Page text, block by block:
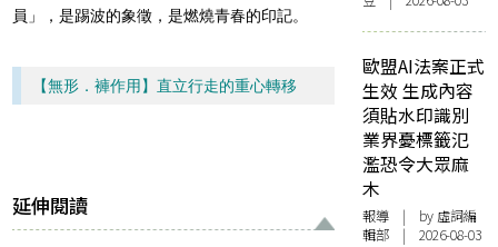
員」，是踢波的象徵，是燃燒青春的印記。
【無形．褲作用】直立行走的重心轉移
延伸閱讀
歐盟AI法案正式
生效 生成內容
須貼水印識別
業界憂標籤氾
濫恐令大眾麻
木
報導 | by 虛詞編
輯部 | 2026-08-03